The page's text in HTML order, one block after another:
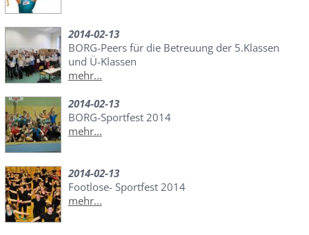
2014-02-13
BORG-Peers für die Betreuung der 5.Klassen
und Ü-Klassen
mehr...
2014-02-13
BORG-Sportfest 2014
mehr...
2014-02-13
Footlose- Sportfest 2014
mehr...